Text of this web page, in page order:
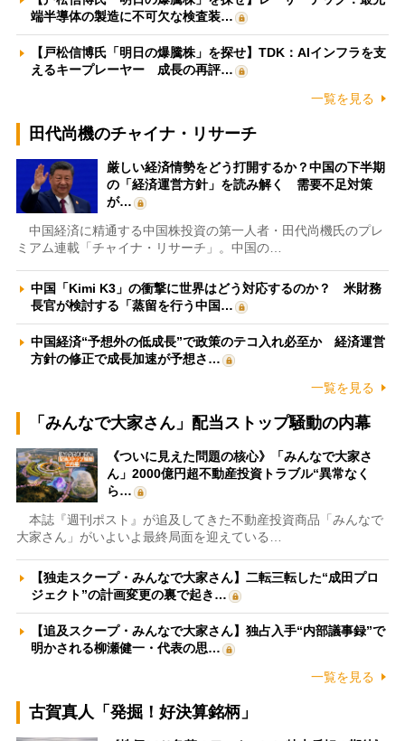
端半導体の製造に不可欠な検査装…
【戸松信博氏「明日の爆騰株」を探せ】TDK：AIインフラを支
えるキープレーヤー 成長の再評…
一覧を見る
田代尚機のチャイナ・リサーチ
厳しい経済情勢をどう打開するか？中国の下半期
の「経済運営方針」を読み解く 需要不足対策
が…
中国経済に精通する中国株投資の第一人者・田代尚機氏のプレ
ミアム連載「チャイナ・リサーチ」。中国の…
中国「Kimi K3」の衝撃に世界はどう対応するのか？ 米財務
長官が検討する「蒸留を行う中国…
中国経済“予想外の低成長”で政策のテコ入れ必至か 経済運営
方針の修正で成長加速が予想さ…
一覧を見る
「みんなで大家さん」配当ストップ騒動の内幕
《ついに見えた問題の核心》「みんなで大家さ
ん」2000億円超不動産投資トラブル“異常なく
ら…
本誌『週刊ポスト』が追及してきた不動産投資商品「みんなで
大家さん」がいよいよ最終局面を迎えている…
【独走スクープ・みんなで大家さん】二転三転した“成田プロ
ジェクト”の計画変更の裏で起き…
【追及スクープ・みんなで大家さん】独占入手“内部議事録”で
明かされる柳瀬健一・代表の思…
一覧を見る
古賀真人「発掘！好決算銘柄」